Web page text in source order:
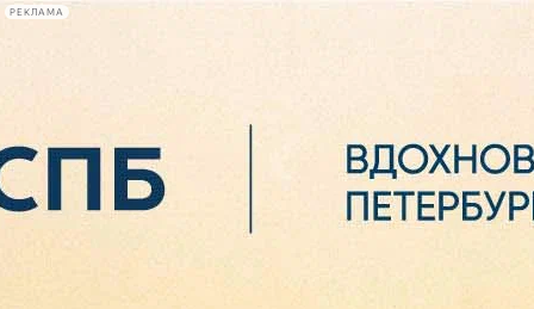
РЕКЛАМА
Сегодня:
2026.08.06
17:52